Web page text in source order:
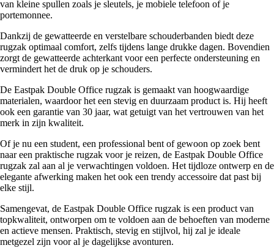
van kleine spullen zoals je sleutels, je mobiele telefoon of je
portemonnee.
Dankzij de gewatteerde en verstelbare schouderbanden biedt deze
rugzak optimaal comfort, zelfs tijdens lange drukke dagen. Bovendien
zorgt de gewatteerde achterkant voor een perfecte ondersteuning en
vermindert het de druk op je schouders.
De Eastpak Double Office rugzak is gemaakt van hoogwaardige
materialen, waardoor het een stevig en duurzaam product is. Hij heeft
ook een garantie van 30 jaar, wat getuigt van het vertrouwen van het
merk in zijn kwaliteit.
Of je nu een student, een professional bent of gewoon op zoek bent
naar een praktische rugzak voor je reizen, de Eastpak Double Office
rugzak zal aan al je verwachtingen voldoen. Het tijdloze ontwerp en de
elegante afwerking maken het ook een trendy accessoire dat past bij
elke stijl.
Samengevat, de Eastpak Double Office rugzak is een product van
topkwaliteit, ontworpen om te voldoen aan de behoeften van moderne
en actieve mensen. Praktisch, stevig en stijlvol, hij zal je ideale
metgezel zijn voor al je dagelijkse avonturen.